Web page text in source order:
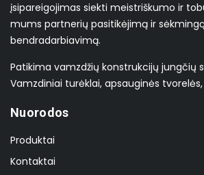
įsipareigojimas siekti meistriškumo ir
mums partnerių pasitikėjimą ir
bendradarbiavimą.
Patikima vamzdžių konstrukcijų jungčių
Vamzdiniai turėklai, apsauginės
Nuorodos
Produktai
Kontaktai